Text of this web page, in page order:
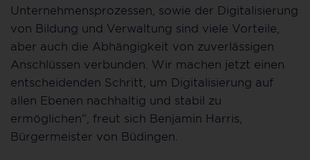
Unternehmensprozessen, sowie der Digitalisierung
von Bildung und Verwaltung sind viele Vorteile,
aber auch die Abhängigkeit von zuverlässigen
Anschlüssen verbunden. Wir machen jetzt einen
entscheidenden Schritt, um Digitalisierung auf
allen Ebenen nachhaltig und stabil zu
ermöglichen“, freut sich Benjamin Harris,
Bürgermeister von Büdingen.